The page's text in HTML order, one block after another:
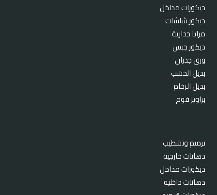
ديكورات مداخل
ديكور شاشات
مرايا جدارية
ديكور جبس
ورق جدران
بديل الخشب
بديل الرخام
براويز فوم
ترميم وتشطيب
دهانات خارجية
ديكورات مداخل
دهانات داخليه